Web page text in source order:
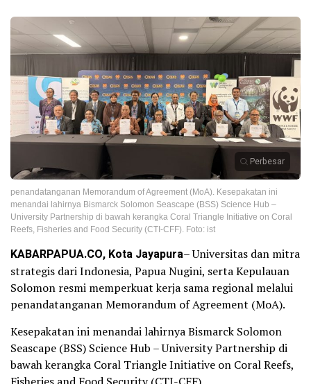
Perbesar
penandatanganan Memorandum of Agreement (MoA). Kesepakatan ini
menandai lahirnya Bismarck Solomon Seascape (BSS) Science Hub –
University Partnership di bawah kerangka Coral Triangle Initiative on Coral
Reefs, Fisheries and Food Security (CTI-CFF). Foto: ist
KABARPAPUA.CO, Kota Jayapura– Universitas dan mitra
strategis dari Indonesia, Papua Nugini, serta Kepulauan
Solomon resmi memperkuat kerja sama regional melalui
penandatanganan Memorandum of Agreement (MoA).
Kesepakatan ini menandai lahirnya Bismarck Solomon
Seascape (BSS) Science Hub – University Partnership di
bawah kerangka Coral Triangle Initiative on Coral Reefs,